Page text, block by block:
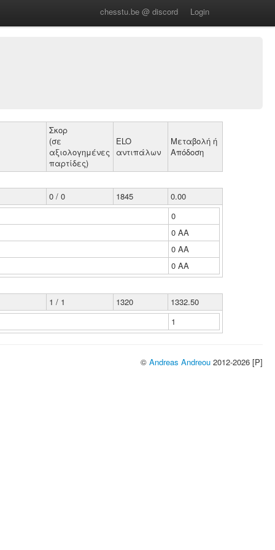
chesstu.be @ discord Login
Σκορ
(σε
αξιολογημένες
παρτίδες)
ELO
αντιπάλων
Μεταβολή ή
Απόδοση
0 / 0 1845
0.00
0
0 ΑΑ
0 ΑΑ
0 ΑΑ
1 / 1 1320
1332.50
1
© Andreas Andreou 2012-2026 [P]